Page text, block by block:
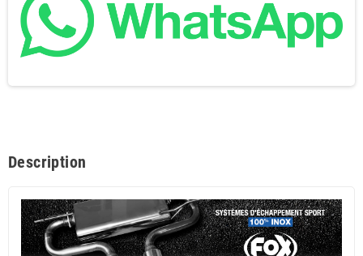
Description